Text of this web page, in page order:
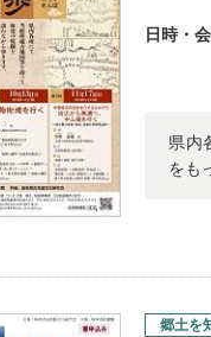
日時・
県内
をも
郷土を